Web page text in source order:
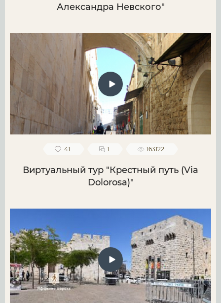
Александра Невского"
41 1 163122
Виртуальный тур "Крестный путь (Via
Dolorosa)"